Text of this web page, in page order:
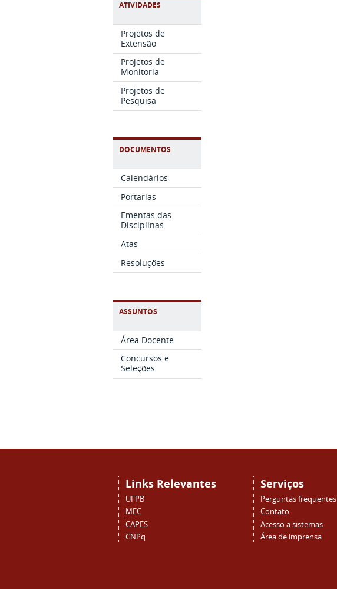
ATIVIDADES
Projetos de
Extensão
Projetos de
Monitoria
Projetos de
Pesquisa
DOCUMENTOS
Calendários
Portarias
Ementas das
Disciplinas
Atas
Resoluções
ASSUNTOS
Área Docente
Concursos e
Seleções
Links Relevantes
UFPB
MEC
CAPES
CNPq
Serviços
Perguntas frequentes
Contato
Acesso a sistemas
Área de imprensa